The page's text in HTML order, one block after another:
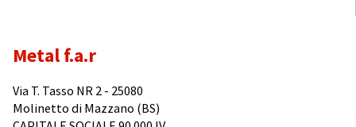
Metal f.a.r
Via T. Tasso NR 2 - 25080
Molinetto di Mazzano (BS)